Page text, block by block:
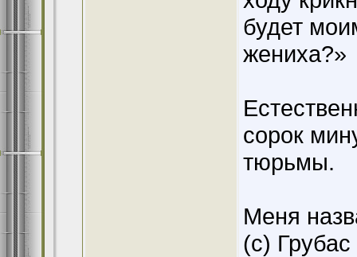
будет
жениха?»
сорок
тюрьмы.
Меня
(c) Грубас